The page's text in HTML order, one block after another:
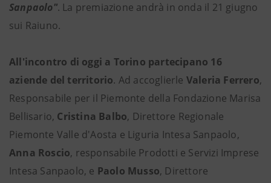
Sanpaolo". La premiazione andrà in onda il 21 giugno
sui Raiuno.
All'incontro di oggi a Torino partecipano 16
aziende del territorio. Ad accoglierle Valeria Ferrero,
Responsabile per il Piemonte della Fondazione Marisa
Bellisario, Cristina Balbo, Direttore Regionale
Piemonte Valle d'Aosta e Liguria Intesa Sanpaolo,
Anna Roscio, responsabile Prodotti e Servizi Imprese
Intesa Sanpaolo, e Paolo Musso, Direttore